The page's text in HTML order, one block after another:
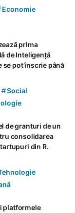
Economie
prima
de Inteligență
se pot înscrie până
#Social
de granturi de un
consolidarea
din R.
platformele